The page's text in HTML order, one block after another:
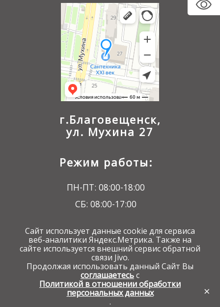
г.Благовещенск,
ул. Мухина 27
Режим работы:
ПН-ПТ: 08:00-18:00
СБ: 08:00-17:00
Разработка сайта - веб студия
ЦСС
Разработка, поддержка и доработка
сайтов
Сайт использует данные cookie для сервиса
веб-аналитики Яндекс.Метрика. Также на
сайте используется внешний сервис обратной
связи Jivo.
Продолжая использовать данный Сайт Вы
соглашаетесьс
Политикой в отношении обработки
персональных данных
.
×